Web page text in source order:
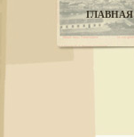
ГЛАВНАЯ